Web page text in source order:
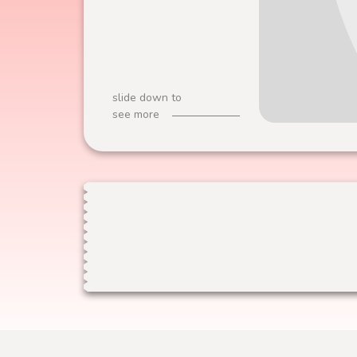
slide down to
see more